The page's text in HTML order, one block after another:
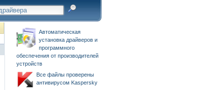
Автоматическая
установка драйверов и
программного
обеспечения от производителей
устройств
Все файлы проверены
антивирусом Kaspersky